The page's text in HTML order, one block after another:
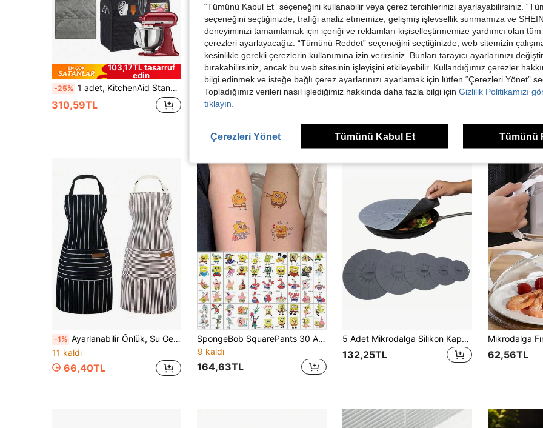
103,17TL tasarruf
edin
-25% 1 adet, KitchenAid Stand Mikser Kılıfı, Aksesuar Saklama Cepleri ve Sapları Bulunan Toz Geçirmez Mikser Kılıfı, Tüm Eğimli Başlıklı ve Hazne Kaldırma Özellikli Modellerle Uyumludur
310,59TL
Saklama Çantalı Dikey Mikser Toz Kılıfı, Mutfak Aleti Kılıfı, Ev Aleti Kılıfı, Spring-Asia Spun + PP Pamuk + 170T Polyester Taffeta, 30*30*40cm(11.82*11.82*15.75in)
369,31TL
20,85TL tasarruf
edin
-2%
1 adet Thermomix TM7 Kapak Koruyucu ve Toz Torbası, Ses Geçirmez Toz Kapağı, Gürültü Azaltıcı Çizilmeye Dayanıklı Kapak, Katlanabilir Tasarım Mutfak Koruma Aksesuarları, Mutfak Aletleri Kapağı | Şeffaf Kapak | Dayanıklı PVC Malzeme.
-3% 1 adet keten blender kılıfı, dik blender toz
-1% Ayarlanabilir Önlük, Su Geçirmez Yağa Dayanıklı Aşınmaya Dayanıklı, Cepli, Yumuşak Şef Önlüğü, Erkek ve Kadınlar İçin Uygun, Ev Yemekleri, Fırıncılık, Izgara, Mutfak, Kahve Barı, Dış Mekan Bahçeciliği, Temel Mutfak Dekoru
11 kaldı
66,40TL
SpongeBob SquarePants 30 Adet Sevimli Karikatür Karakterli ve Desenli Geçici Dekoratif Çıkartma, Parti Hediyeliği ve Eğlenceli Geçici Dövmeler İçin Mükemmel
9 kaldı
164,63TL
5 Adet Mikrodalga Silikon Kapak, Yeniden Kullanılabilir Gıda Saklama Kapakları, Isıya Dayanıklı, Toz Geçirmez ve Sıçramaya Dayanıklı, Kaseler, Tabaklar, Tencereler ve Tavalar İçin Uygun, Mikrodalga, Ocak, Buzdolabı ve Dondurucuda Kullanılabilir
132,25TL 62,56TL
“Tümünü Kabul Et” seçeneğini kullanabilir veya çerez tercihlerinizi ayarlayabilirsiniz.
seçeneğini seçtiğinizde, trafiği analiz etmemize, gelişmiş işlevsellik sunmamıza ve
deneyiminizi tamamlamak için içeriği ve reklamları kişiselleştirmemize yardımcı olan tüm
çerezleri ayarlayacağız. “Tümünü Reddet” seçeneğini seçtiğinizde, web sitemizin
kesinlikle gerekli çerezlerin kullanımına izin verirsiniz. Bunları tarayıcı ayarlarınızı
bırakabilirsiniz, ancak bu web sitesinin işleyişini etkileyebilir. Kullandığımız çerezler
bilgi edinmek ve isteğe bağlı çerez ayarlarınızı ayarlamak için lütfen “Çerezleri Yönet”
Topladığımız verileri nasıl işlediğimiz hakkında daha fazla bilgi için Gizlilik Politikamızı
tıklayın.
Çerezleri Yönet Tümünü Kabul Et Tümünü